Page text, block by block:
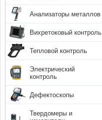
Анализаторы металлов
Вихретоковый контроль
Тепловой контроль
Электрический
контроль
Дефектоскопы
Твердомеры и